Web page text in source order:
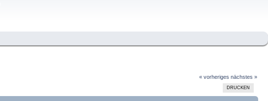
« vorheriges nächstes »
DRUCKEN